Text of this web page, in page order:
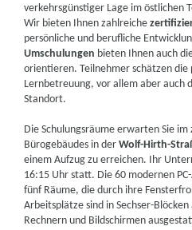
verkehrsgünstiger Lage im östlichen
Wir bieten Ihnen zahlreiche
persönliche und berufliche
Umschulungen bieten Ihnen auch
orientieren. Teilnehmer schätzen
Lernbetreuung, vor allem aber auch
Standort.
Die Schulungsräume erwarten Sie im
Bürogebäudes in derWolf-Hirth-
einem Aufzug zu erreichen. Ihr
16:15 Uhr statt. Die 60 modernen
fünf Räume, die durch ihre
Arbeitsplätze sind in Sechser-
Rechnern und Bildschirmen